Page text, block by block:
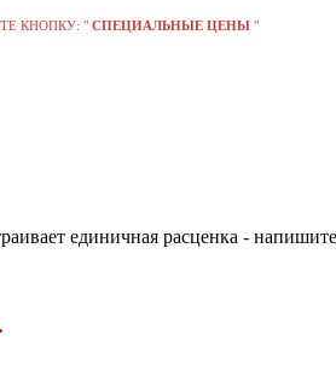
КНОПКУ: " СПЕЦИАЛЬНЫЕ ЦЕНЫ "
единичная расценка -